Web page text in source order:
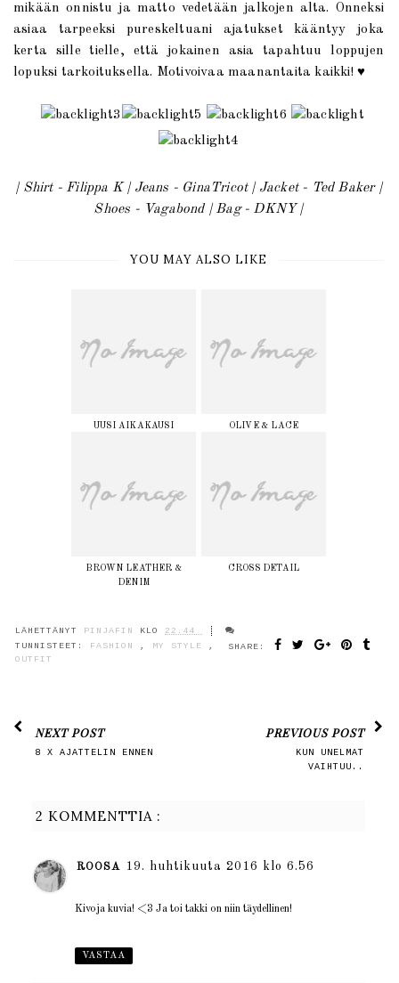
mikään onnistu ja matto vedetään jalkojen alta. Onneksi
asiaa tarpeeksi pureskeltuani ajatukset kääntyy joka
kerta sille tielle, että jokainen asia tapahtuu loppujen
lopuksi tarkoituksella. Motivoivaa maanantaita kaikki!♥
| Shirt - Filippa K | Jeans - GinaTricot | Jacket - Ted Baker |
Shoes - Vagabond | Bag - DKNY |
YOU MAY ALSO LIKE
UUSI AIKAKAUSI OLIVE & LACE
BROWN LEATHER &
DENIM
CROSS DETAIL
LÄHETTÄNYT PINJAFIN KLO 22.44
SHARE:
TUNNISTEET: FASHION , MY STYLE
,
OUTFIT
NEXT POST
8 X AJATTELIN ENNEN
PREVIOUS POST
KUN UNELMAT
VAIHTUU..
2 KOMMENTTIA :
ROOSA 19. huhtikuuta 2016 klo 6.56
Kivoja kuvia! <3 Ja toi takki on niin täydellinen!
VASTAA